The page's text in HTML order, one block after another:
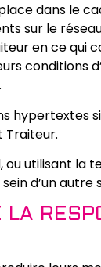
dans le
sur le
en ce qui
hypertextes
Traiteur.
utilisant la
d’un
LA